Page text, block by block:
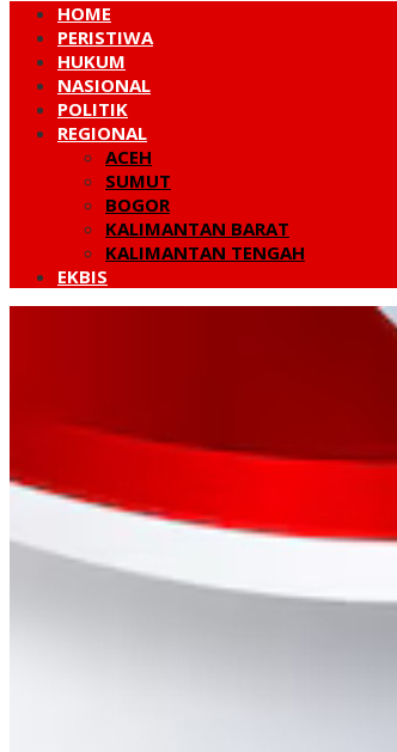
HOME
PERISTIWA
HUKUM
NASIONAL
POLITIK
REGIONAL
ACEH
SUMUT
BOGOR
KALIMANTAN BARAT
KALIMANTAN TENGAH
EKBIS